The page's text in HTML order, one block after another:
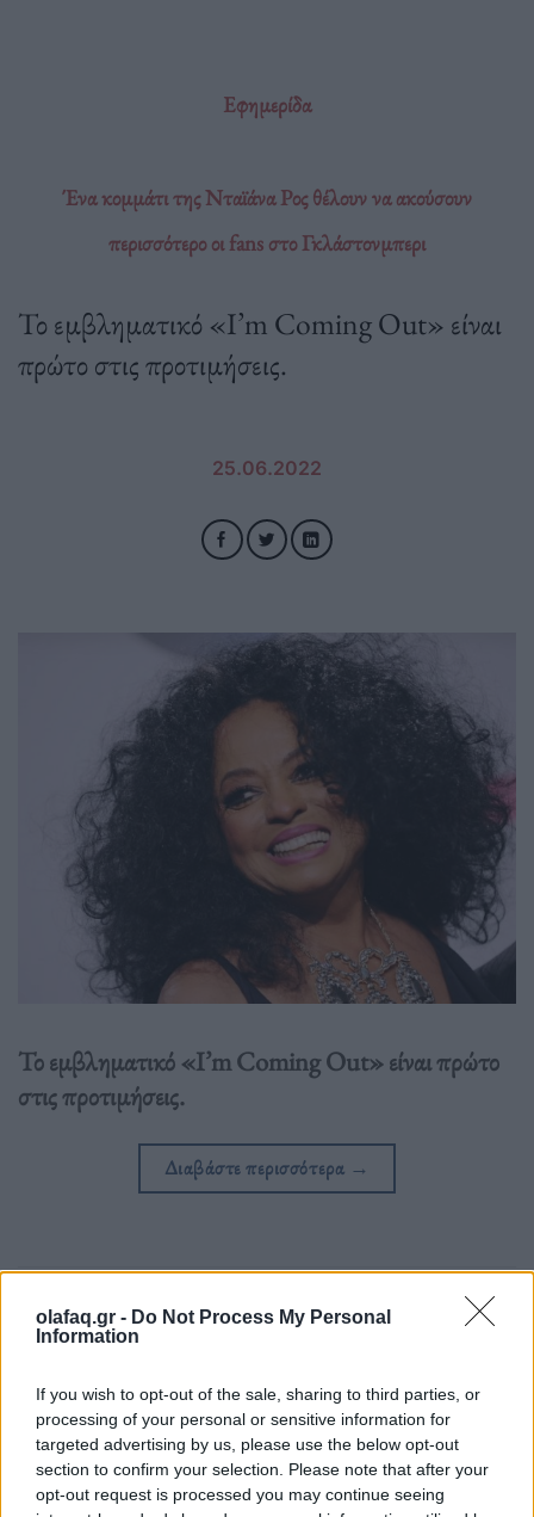
olafaq.gr - Do Not Process My Personal
Information
If you wish to opt-out of the sale, sharing to third parties, or
processing of your personal or sensitive information for
targeted advertising by us, please use the below opt-out
section to confirm your selection. Please note that after your
opt-out request is processed you may continue seeing
Εφημερίδα
Ένα κομμάτι της Νταϊάνα Ρος θέλουν να ακούσουν
περισσότερο οι fans στο Γκλάστονμπερι
Το εμβληματικό «I’m Coming Out» είναι
πρώτο στις προτιμήσεις.
25.06.2022
Το εμβληματικό «I’m Coming Out» είναι πρώτο
στις προτιμήσεις.
Διαβάστε περισσότερα →
I’m
Coming Out,Γκλαστονμπερι,Νταϊάνα Ρος
Πολιτισμός